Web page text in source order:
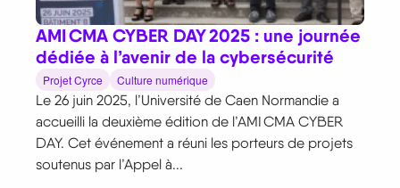
AMI CMA CYBER DAY 2025 : une journée
dédiée à l’avenir de la cybersécurité
Projet Cyrce Culture numérique
Le 26 juin 2025, l’Université de Caen Normandie a
accueilli la deuxième édition de l’AMI CMA CYBER
DAY. Cet événement a réuni les porteurs de projets
soutenus par l’Appel à...